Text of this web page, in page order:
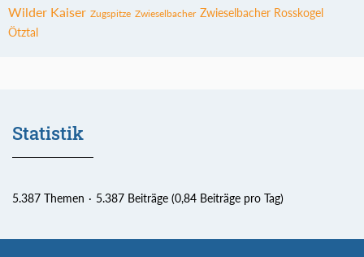
Wilder Kaiser Zugspitze Zwieselbacher Zwieselbacher Rosskogel
Ötztal
Statistik
5.387 Themen 5.387 Beiträge (0,84 Beiträge pro Tag)